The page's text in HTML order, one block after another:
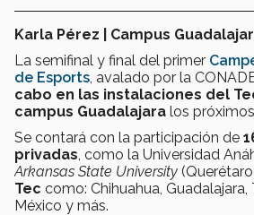
Karla Pérez | Campus
La semifinal y final del primer
de Esports avalado por la
cabo en las instalaciones del
campus Guadalajara los próximos
Se contará con la participación de
privadas , como la Universidad
Arkansas State University
Tec como: Chihuahua,
México y más.